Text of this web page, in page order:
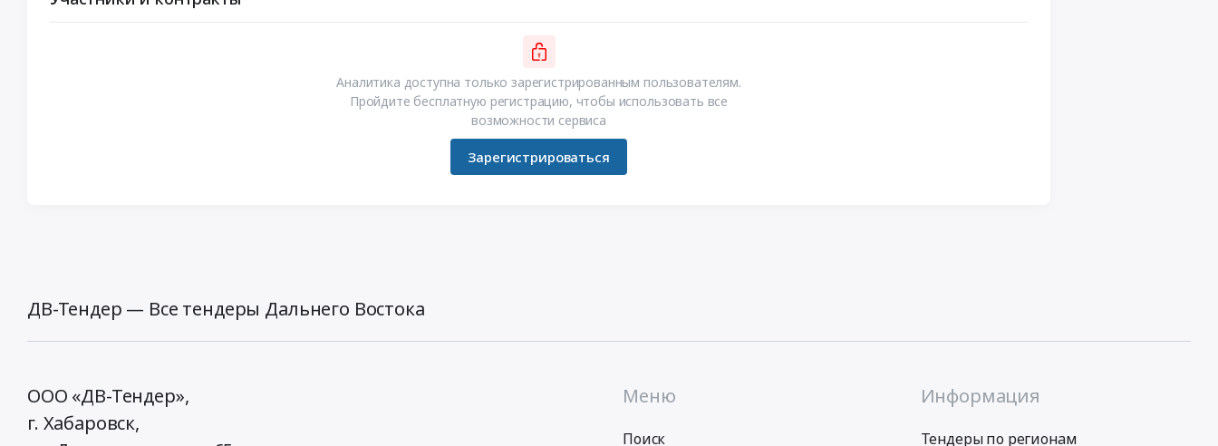
Аналитика доступна только зарегистрированным пользователям.
Пройдите бесплатную регистрацию, чтобы использовать все
возможности сервиса
Зарегистрироваться
ДВ-Тендер — Все тендеры Дальнего Востока
ООО «ДВ-Тендер»,
г. Хабаровск,
Меню
Поиск
Информация
Тендеры по регионам